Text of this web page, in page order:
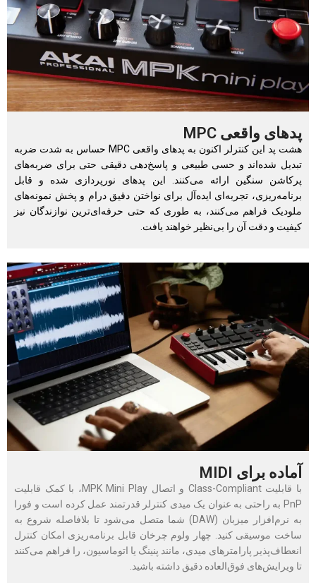
پدهای واقعی MPC
هشت پد این کنترلر اکنون به پدهای واقعی MPC حساس به شدت ضربه
تبدیل شده‌اند و حسی طبیعی و پاسخ‌دهی دقیقی حتی برای ضربه‌های
پرکاشن سنگین ارائه می‌کنند. این پدهای نورپردازی شده و قابل
برنامه‌ریزی، تجربه‌ای ایده‌آل برای نواختن دقیق درام و پخش نمونه‌های
ملودیک فراهم می‌کنند، به طوری که حتی حرفه‌ای‌ترین نوازندگان نیز
کیفیت و دقت آن را بی‌نظیر خواهند یافت.
آماده برای MIDI
با قابلیت Class-Compliant و اتصال MPK Mini Play، با کمک قابلیت
PnP به راحتی به عنوان یک میدی کنترلر قدرتمند عمل کرده است و فورا
به نرم‌افزار میزبان (DAW) شما متصل می‌شود تا بلافاصله شروع به
ساخت موسیقی کنید. چهار ولوم چرخان قابل برنامه‌ریزی امکان کنترل
انعطاف‌پذیر پارامترهای میدی، مانند پنینگ یا اتوماسیون، را فراهم می‌کنند
تا ویرایش‌های فوق‌العاده دقیق داشته باشید.